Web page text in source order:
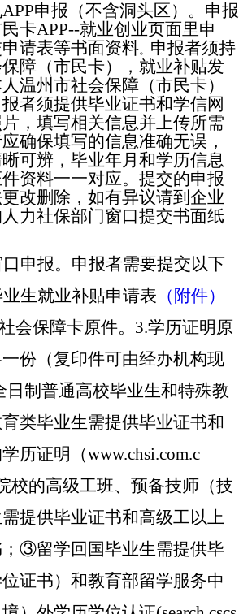
APP申报（不含洞头区）。申报
卡APP--就业创业页面里申
请表等书面资料。 申报者须持
障（市民卡），就业补贴发
温州市社会保障（市民卡）
者须提供毕业证书和学信网
，填写相关信息并上传所需
确保填写的信息准确无误，
可辨，毕业年月和学历信息
资料一一对应。提交的申报
改删除，如有异议请到企业
力社保部门窗口提交书面纸
口申报。申报者需要提交以下
生就业补贴申请表 （ 附件）
会保障卡原件。3.学历证明原
份（复印件可由经办机构现
制普通高校毕业生和特殊教
类毕业生需提供毕业证书和
历证明（www.chsi.com.c
校的高级工班、预备技师（技
提供毕业证书和高级工以上
③留学回国毕业生需提供毕
证书）和教育部留学服务中